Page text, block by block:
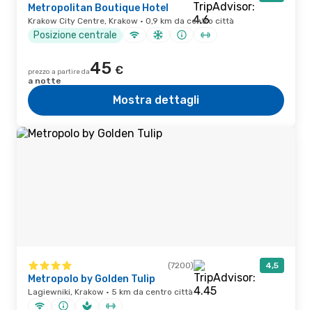
Metropolitan Boutique Hotel
Krakow City Centre, Krakow · 0,9 km da centro città
Posizione centrale
prezzo a partire da45 €
a notte
Mostra dettagli
(7200) 4,5
Metropolo by Golden Tulip
Lagiewniki, Krakow · 5 km da centro città